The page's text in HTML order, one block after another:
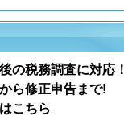
の税務調査に対応！
ら修正申告まで!
こちら